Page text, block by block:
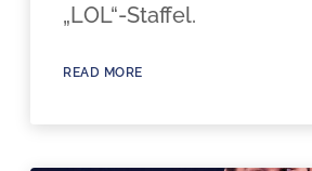
„LOL“-Staffel.
READ MORE